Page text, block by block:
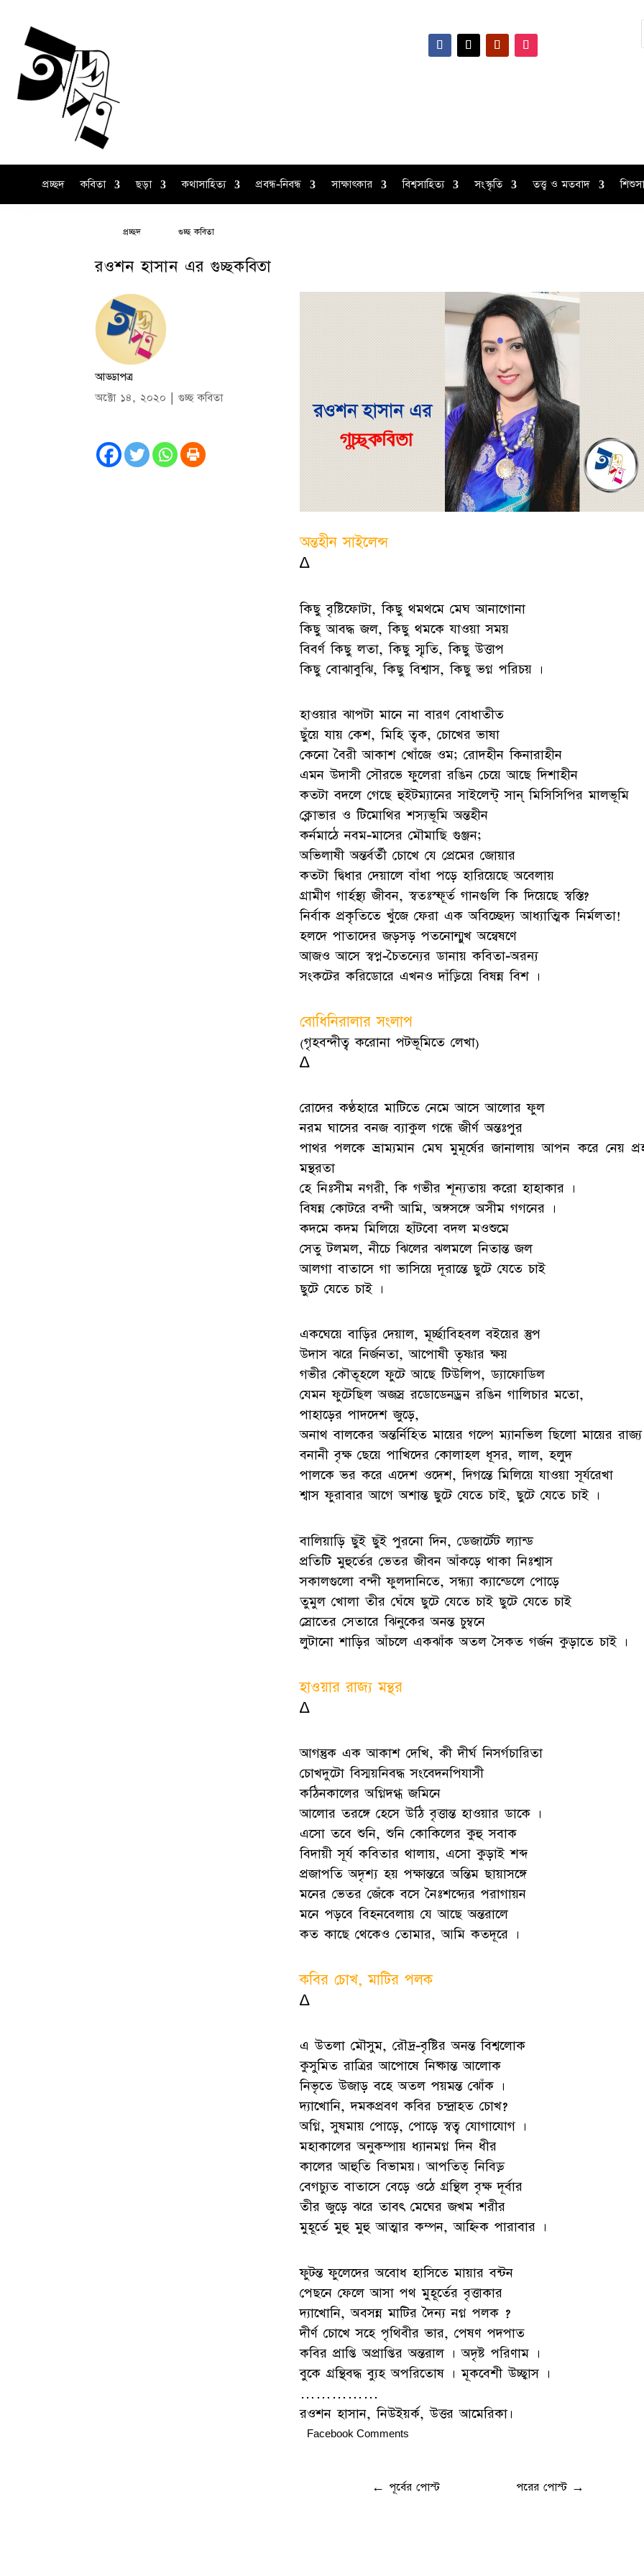
প্রচ্ছদ কবিতা ছড়া কথাসাহিত্য প্রবন্ধ-নিবন্ধ সাক্ষাৎকার বিশ্বসাহিত্য সংস্কৃতি তত্ত্ব ও মতবাদ
প্রচ্ছদ গুচ্ছ কবিতা
রওশন হাসান এর গুচ্ছকবিতা
আড্ডাপত্র
অক্টো ১৪, ২০২০
গুচ্ছ কবিতা
অন্তহীন সাইলেন্স
∆
কিছু বৃষ্টিফোটা, কিছু থমথমে মেঘ আনাগোনা
কিছু আবদ্ধ জল, কিছু থমকে যাওয়া সময়
বিবর্ণ কিছু লতা, কিছু স্মৃতি, কিছু উত্তাপ
কিছু বোঝাবুঝি, কিছু বিশ্বাস, কিছু ভগ্ন পরিচয় ।
হাওয়ার ঝাপটা মানে না বারণ বোধাতীত
ছুঁয়ে যায় কেশ, মিহি ত্বক, চোখের ভাষা
কেনো বৈরী আকাশ খোঁজে ওম; রোদহীন কিনারাহীন
এমন উদাসী সৌরভে ফুলেরা রঙিন চেয়ে আছে দিশাহীন
কতটা বদলে গেছে হুইটম্যানের সাইলেন্ট্ সান্ মিসিসিপির মালভূমি
ক্লোভার ও টিমোথির শস্যভূমি অন্তহীন
কর্নমাঠে নবম-মাসের মৌমাছি গুঞ্জন;
অভিলাষী অন্তর্বর্তী চোখে যে প্রেমের জোয়ার
কতটা দ্বিধার দেয়ালে বাঁধা পড়ে হারিয়েছে অবেলায়
গ্রামীণ গার্হস্থ্য জীবন, স্বতঃস্ফূর্ত গানগুলি কি দিয়েছে স্বস্তি?
নির্বাক প্রকৃতিতে খুঁজে ফেরা এক অবিচ্ছেদ্য আধ্যাত্মিক নির্মলতা!
হলদে পাতাদের জড়সড় পতনোন্মুখ অন্বেষণে
আজও আসে স্বপ্ন-চৈতন্যের ডানায় কবিতা-অরন্য
সংকটের করিডোরে এখনও দাঁড়িয়ে বিষন্ন বিশ ।
বোধিনিরালার সংলাপ
(গৃহবন্দীত্ব করোনা পটভূমিতে লেখা)
∆
রোদের কণ্ঠহারে মাটিতে নেমে আসে আলোর ফুল
নরম ঘাসের বনজ ব্যাকুল গন্ধে জীর্ণ অন্তঃপুর
পাথর পলকে ভ্রাম্যমান মেঘ মুমূর্ষের জানালায় আপন করে নেয়
মন্থরতা
হে নিঃসীম নগরী, কি গভীর শূন্যতায় করো হাহাকার ।
বিষন্ন কোটরে বন্দী আমি, অঙ্গসঙ্গে অসীম গগনের ।
কদমে কদম মিলিয়ে হাঁটবো বদল মওশুমে
সেতু টলমল, নীচে ঝিলের ঝলমলে নিতান্ত জল
আলগা বাতাসে গা ভাসিয়ে দূরান্তে ছুটে যেতে চাই
ছুটে যেতে চাই ।
একঘেয়ে বাড়ির দেয়াল, মূর্চ্ছাবিহবল বইয়ের স্তুপ
উদাস ঝরে নির্জনতা, আপোষী তৃষ্ণার ক্ষয়
গভীর কৌতূহলে ফুটে আছে টিউলিপ, ড্যাফোডিল
যেমন ফুটেছিল অজস্র রডোডেনড্রন রঙিন গালিচার মতো,
পাহাড়ের পাদদেশ জুড়ে,
অনাথ বালকের অন্তর্নিহিত মায়ের গল্পে ম্যানভিল ছিলো মায়ের
বনানী বৃক্ষ ছেয়ে পাখিদের কোলাহল ধূসর, লাল, হলুদ
পালকে ভর করে এদেশ ওদেশ, দিগন্তে মিলিয়ে যাওয়া সূর্যরেখা
শ্বাস ফুরাবার আগে অশান্ত ছুটে যেতে চাই, ছুটে যেতে চাই ।
বালিয়াড়ি ছুঁই ছুঁই পুরনো দিন, ডেজার্টেট ল্যান্ড
প্রতিটি মুহুর্তের ভেতর জীবন আঁকড়ে থাকা নিঃশ্বাস
সকালগুলো বন্দী ফুলদানিতে, সন্ধ্যা ক্যান্ডেলে পোড়ে
তুমুল খোলা তীর ঘেঁষে ছুটে যেতে চাই ছুটে যেতে চাই
স্রোতের সেতারে ঝিনুকের অনন্ত চুম্বনে
লুটানো শাড়ির আঁচলে একঝাঁক অতল সৈকত গর্জন কুড়াতে চাই ।
হাওয়ার রাজ্য মন্থর
∆
আগন্তুক এক আকাশ দেখি, কী দীর্ঘ নিসর্গচারিতা
চোখদুটো বিস্ময়নিবদ্ধ সংবেদনপিযাসী
কঠিনকালের অগ্নিদগ্ধ জমিনে
আলোর তরঙ্গে হেসে উঠি বৃত্তান্ত হাওয়ার ডাকে ।
এসো তবে শুনি, শুনি কোকিলের কুহু সবাক
বিদায়ী সূর্য কবিতার থালায়, এসো কুড়াই শব্দ
প্রজাপতি অদৃশ্য হয় পক্ষান্তরে অন্তিম ছায়াসঙ্গে
মনের ভেতর জেঁকে বসে নৈঃশব্দ্যের পরাগায়ন
মনে পড়বে বিহনবেলায় যে আছে অন্তরালে
কত কাছে থেকেও তোমার, আমি কতদূরে ।
কবির চোখ, মাটির পলক
∆
এ উতলা মৌসুম, রৌদ্র-বৃষ্টির অনন্ত বিশ্বলোক
কুসুমিত রাত্রির আপোষে নিষ্কান্ত আলোক
নিভৃতে উজাড় বহে অতল পয়মন্ত ঝোঁক ।
দ্যাখোনি, দমকপ্রবণ কবির চন্দ্রাহত চোখ?
অগ্নি, সুষমায় পোড়ে, পোড়ে স্বত্ব যোগাযোগ ।
মহাকালের অনুকম্পায় ধ্যানমগ্ন দিন ধীর
কালের আহুতি বিভাময়। আপতিত্ নিবিড়
বেগচ্যুত বাতাসে বেড়ে ওঠে গ্রন্থিল বৃক্ষ দূর্বার
তীর জুড়ে ঝরে তাবৎ মেঘের জখম শরীর
মুহূর্তে মুহু মুহু আত্মার কম্পন, আহ্নিক পারাবার ।
ফুটন্ত ফুলেদের অবোধ হাসিতে মায়ার বন্টন
পেছনে ফেলে আসা পথ মুহূর্তের বৃত্তাকার
দ্যাখোনি, অবসন্ন মাটির দৈন্য নগ্ন পলক ?
দীর্ণ চোখে সহে পৃথিবীর ভার, পেষণ পদপাত
কবির প্রাপ্তি অপ্রাপ্তির অন্তরাল । অদৃষ্ট পরিণাম ।
বুকে গ্রন্থিবদ্ধ ব্যুহ অপরিতোষ । মূকবেশী উচ্ছ্বাস ।
……………
রওশন হাসান, নিউইয়র্ক, উত্তর আমেরিকা।
Facebook Comments
← পূর্বের পোস্ট পরের পোস্ট→